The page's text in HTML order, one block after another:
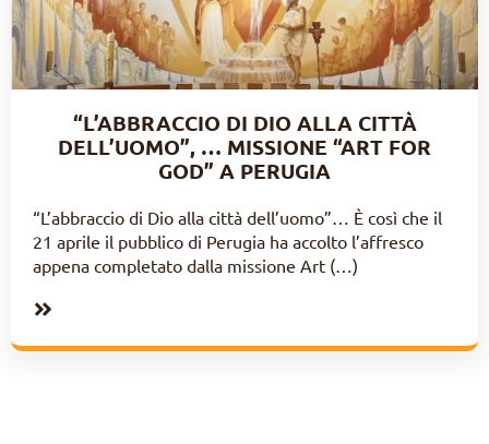
“L’ABBRACCIO DI DIO ALLA CITTÀ
DELL’UOMO”, … MISSIONE “ART FOR
GOD” A PERUGIA
“L’abbraccio di Dio alla città dell’uomo”… È così che il
21 aprile il pubblico di Perugia ha accolto l’affresco
appena completato dalla missione Art (…)